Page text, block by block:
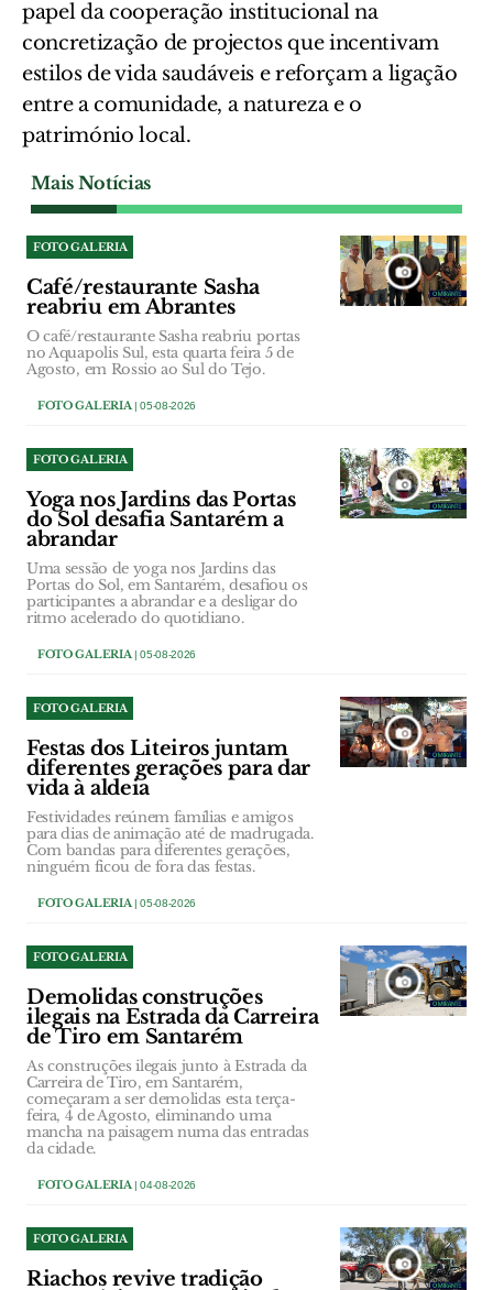
papel da cooperação institucional na
concretização de projectos que incentivam
estilos de vida saudáveis e reforçam a ligação
entre a comunidade, a natureza e o
património local.
Mais Notícias
FOTO GALERIA
Café/restaurante Sasha
reabriu em Abrantes
O café/restaurante Sasha reabriu portas
no Aquapolis Sul, esta quarta feira 5 de
Agosto, em Rossio ao Sul do Tejo.
FOTO GALERIA | 05-08-2026
FOTO GALERIA
Yoga nos Jardins das Portas
do Sol desafia Santarém a
abrandar
Uma sessão de yoga nos Jardins das
Portas do Sol, em Santarém, desafiou os
participantes a abrandar e a desligar do
ritmo acelerado do quotidiano.
FOTO GALERIA | 05-08-2026
FOTO GALERIA
Festas dos Liteiros juntam
diferentes gerações para dar
vida à aldeia
Festividades reúnem famílias e amigos
para dias de animação até de madrugada.
Com bandas para diferentes gerações,
ninguém ficou de fora das festas.
FOTO GALERIA | 05-08-2026
FOTO GALERIA
Demolidas construções
ilegais na Estrada da Carreira
de Tiro em Santarém
As construções ilegais junto à Estrada da
Carreira de Tiro, em Santarém,
começaram a ser demolidas esta terça-
feira, 4 de Agosto, eliminando uma
mancha na paisagem numa das entradas
da cidade.
FOTO GALERIA | 04-08-2026
FOTO GALERIA
Riachos revive tradição